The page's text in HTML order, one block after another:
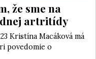
že sme na
artritídy
Kristína Macáková má
povedomie o